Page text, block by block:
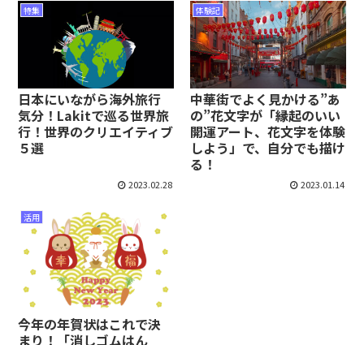
特集
日本にいながら海外旅行
気分！Lakitで巡る世界旅
行！世界のクリエイティブ
５選
2023.02.28
体験記
中華街でよく見かける”あ
の”花文字が「縁起のいい
開運アート、花文字を体験
しよう」で、自分でも描け
る！
2023.01.14
活用
今年の年賀状はこれで決
まり！「消しゴムはん